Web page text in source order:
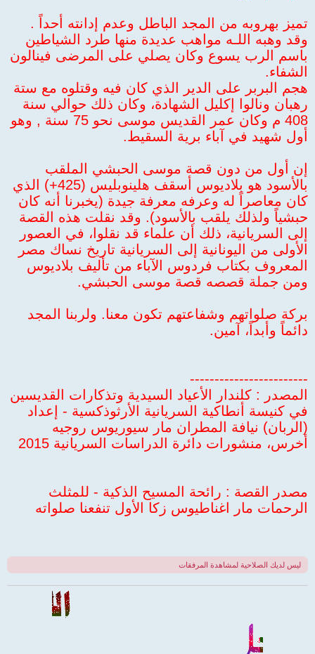
تميز بهروبه من المجد الباطل وعدم إدانته أحداً .
وقد وهبه اللـه مواهب عديدة منها طرد الشياطين
باسم الرب يسوع وكان يصلي على المرضى فينالون
الشفاء.
هجم البربر على الدير الذي كان فيه وقتلوه مع ستة
رهبان ونالوا إكليل الشهادة، وكان ذلك حوالي سنة
408 م وكان عمر القديس موسى نحو 75 سنة , وهو
أول شهيد في آباء برية السقيط.
إن أول من دون قصة موسى الحبشي الملقب
بالأسود هو بلاديوس أسقف هلينوبليس (425+) الذي
كان معاصراً له وعرفه معرفة جيدة (يخبرنا أنه كان
حبشياً ولذلك يلقب بالأسود). وقد نقلت هذه القصة
إلى السريانية، ذلك أن علماء قد نقلوا، في العصور
الأولى من اليونانية إلى السريانية تاريخ نساك مصر
المعروف بكتاب فردوس الآباء من تأليف بلاديوس
ومن جملة قصصه قصة موسى الحبشي.
بركة صلواتهم وشفاعتهم تكون معنا. ولربنا المجد
دائماً وأبداً، آمين.
------------------------
المصدر : كلندار الأعياد السيدية وتذكارات القديسين
في كنيسة أنطاكية السريانية الأرثوذكسية - إعداد
(الربان) نيافة المطران مار سيوريوس روجيه
أخرس، منشورات دائرة الدراسات السريانية 2015
مصدر القصة : رائحة المسيح الذكية - للمثلث
الرحمات مار اغناطيوس زكا الأول تنفعنا صلواته
ليس لديك الصلاحية لمشاهدة المرفقات